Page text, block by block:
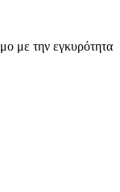
με την εγκυρότητα